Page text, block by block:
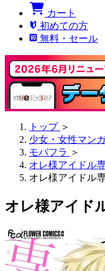
カート
初めての方
無料・セール
トップ ＞
少女・女性マン
モバフラ ＞
オレ様アイドル
オレ様アイドル
オレ様アイド